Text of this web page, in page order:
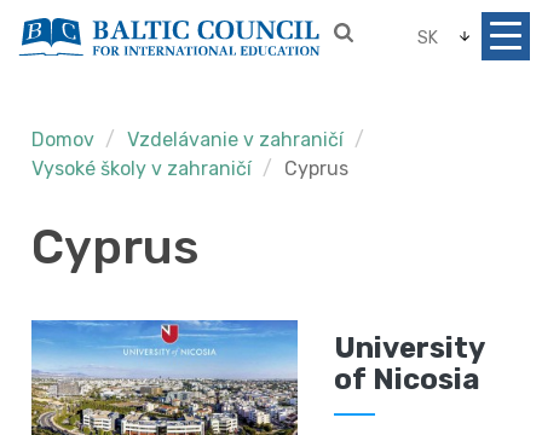
SK
Domov
Vzdelávanie v zahraničí
Vysoké školy v zahraničí
Cyprus
Cyprus
University
of Nicosia